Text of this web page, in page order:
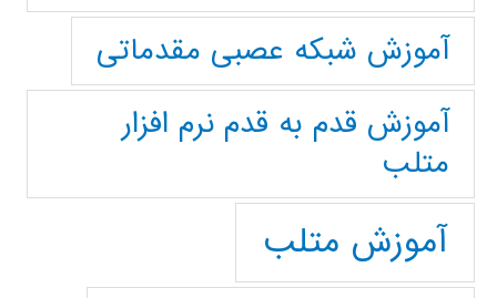
آموزش شبکه عصبی مقدماتی
آموزش قدم به قدم نرم افزار
متلب
آموزش متلب